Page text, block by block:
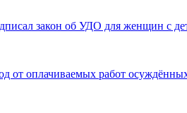
закон об УДО для женщин с
от оплачиваемых работ